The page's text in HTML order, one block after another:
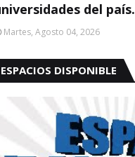
del país.
Martes, Agosto 04, 2026
ESPACIOS DISPONIBLE